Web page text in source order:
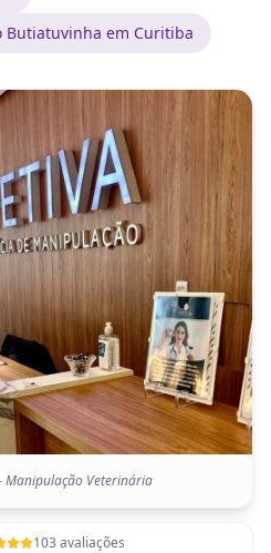
em Curitiba
Manipulação Veterinária
103 avaliações